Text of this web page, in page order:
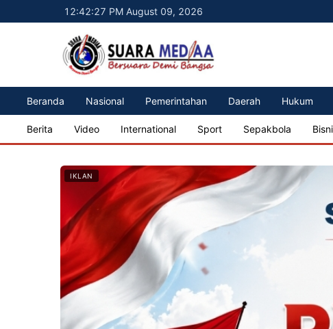
12:42:29 PM August 09, 2026
Beranda Nasional Pemerintahan Daerah Hukum
Berita Video International Sport Sepakbola
IKLAN